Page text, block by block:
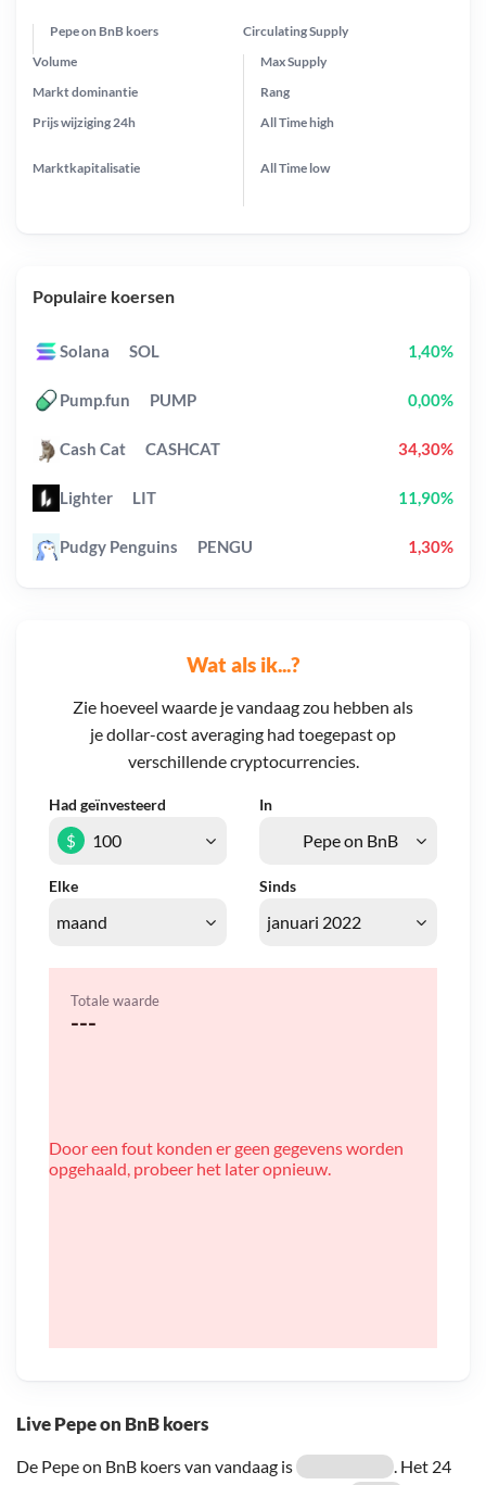
Live Pepe on BnB koers
De Pepe on BnB koers van vandaag is
. Het 24
Wat als ik...?
Zie hoeveel waarde je vandaag zou hebben als
je dollar-cost averaging had toegepast op
verschillende cryptocurrencies.
Had geïnvesteerd In
Elke Sinds
$
Totale waarde
---
Door een fout konden er geen gegevens worden
opgehaald, probeer het later opnieuw.
Pepe on BnB koers Circulating Supply
Prijs wijziging 24h
Max Supply
Markt dominantie
Marktkapitalisatie
Volume
Rang
All Timehigh
All Time low
Populaire koersen
Solana SOL 1,40%
Pump.fun PUMP 0,00%
Cash Cat CASHCAT 34,30%
Lighter LIT 11,90%
Pudgy Penguins PENGU 1,30%